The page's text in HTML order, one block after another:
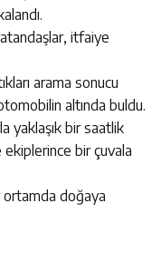
itfaiye
arama sonucu
altında buldu.
yaklaşık bir saatlik
ekiplerince bir çuvala
ortamda doğaya